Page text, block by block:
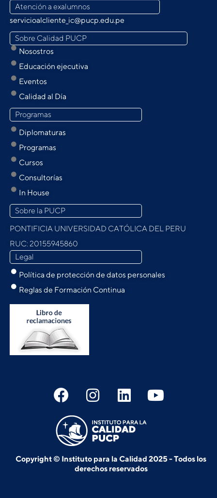
Atención a exalumnos
servicioalcliente_ic@pucp.edu.pe
Sobre Calidad PUCP
Nosostros
Educación ejecutiva
Eventos
Calidad al Día
Programas
Diplomaturas
Programas
Cursos
Consultorías
In House
Sobre la PUCP
PONTIFICIA UNIVERSIDAD CATÓLICA DEL PERU
RUC: 20155945860
Legal
Política de protección de datos personales
Reglas de Formación Continua
Copyright © Instituto para la Calidad 2025 - Todos los
derechos reservados